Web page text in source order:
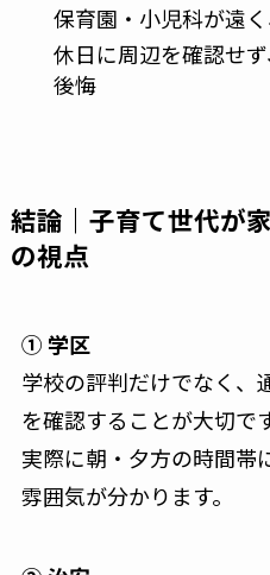
保育園・小児科が遠
休日に周辺を確認せ
後悔
結論｜子育て世代が
の視点
① 学区
学校の評判だけでなく、
を確認することが大切です
実際に朝・夕方の時間帯
雰囲気が分かります。